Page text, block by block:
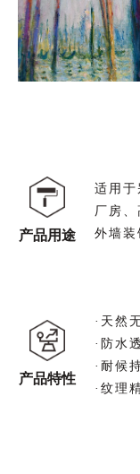
产品用途
适用于
厂房
外墙装
产品特性
·天然
·防水
·耐候
·纹理